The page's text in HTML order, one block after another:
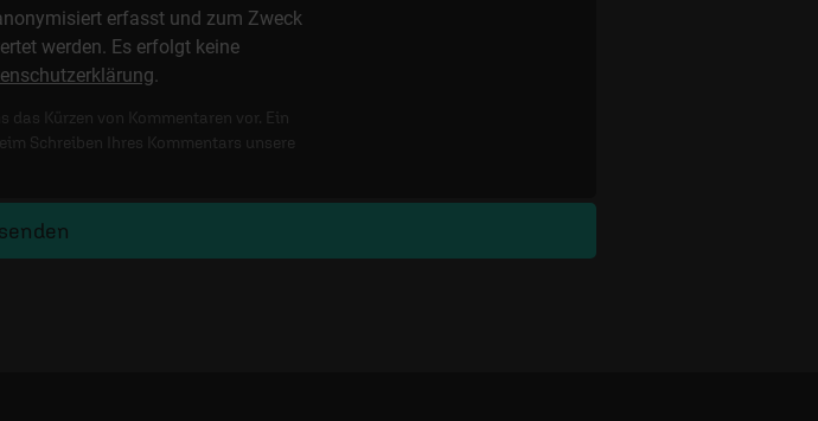
erfasst und zum Zweck
werden. Es erfolgt keine
.
Kürzen von Kommentaren vor. Ein
Schreiben Ihres Kommentars unsere